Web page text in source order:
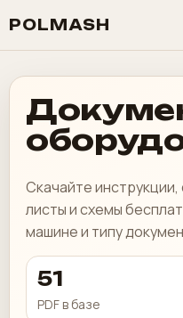
POLMASH
Скачайте
листы и схемы
машине и типу
51
PDF в базе